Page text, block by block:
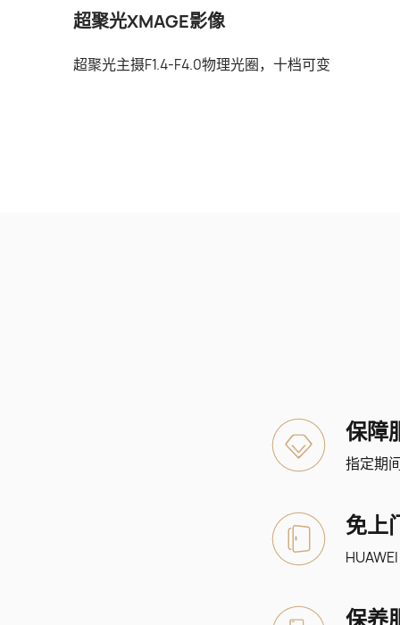
超聚光XMAGE影像
超聚光主摄F1.4-F4.0物理光圈，十档可变
保障
指定期
免上
保养